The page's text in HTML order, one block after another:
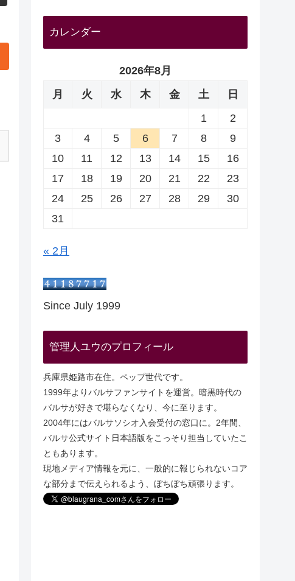
カレンダー
2026年8月
月
火 水 木 金 土
日
1
2
3
4 5 6 7 8
9
10
11 12 13 14 15
16
17
18 19 20 21 22
23
24
25 26 27 28 29
30
31
« 2月
Since July 1999
管理人ユウのプロフィール
兵庫県姫路市在住。ペップ世代です。
1999年よりバルサファンサイトを運営。暗黒時代の
バルサが好きで堪らなくなり、今に至ります。
2004年にはバルサソシオ入会受付の窓口に。2年間、
バルサ公式サイト日本語版をこっそり担当していたこ
ともあります。
現地メディア情報を元に、一般的に報じられないコア
な部分まで伝えられるよう、ぼちぼち頑張ります。